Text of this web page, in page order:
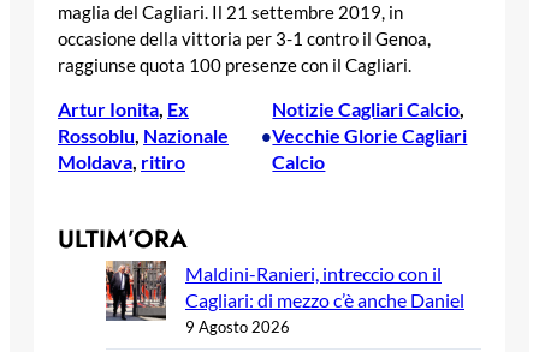
maglia del Cagliari. Il 21 settembre 2019, in
occasione della vittoria per 3-1 contro il Genoa,
raggiunse quota 100 presenze con il Cagliari.
Artur Ionita, Ex
Rossoblu, Nazionale
Moldava, ritiro
•
Notizie Cagliari Calcio
Vecchie Glorie Cagliari
Calcio
ULTIM’ORA
Maldini-Ranieri, intreccio con il
Cagliari: di mezzo c’è anche Daniel
9 Agosto 2026